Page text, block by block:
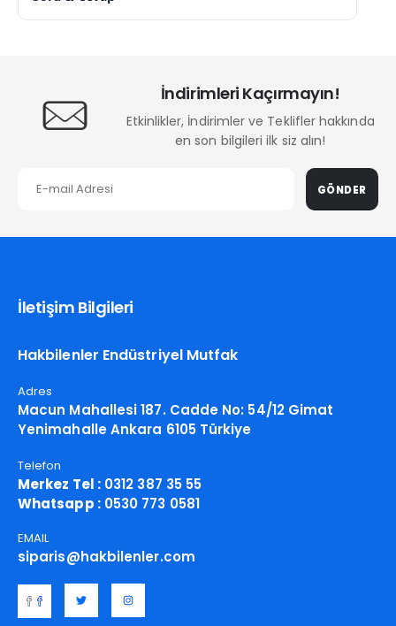
İndirimleri Kaçırmayın!
Etkinlikler, İndirimler ve Teklifler hakkında
en son bilgileri ilk siz alın!
GÖNDER
İletişim Bilgileri
Hakbilenler Endüstriyel Mutfak
Adres
Macun Mahallesi 187. Cadde No: 54/12 Gimat
Yenimahalle Ankara 6105 Türkiye
Telefon
Merkez Tel :0312 387 35 55
Whatsapp :0530 773 0581
EMAIL
siparis@hakbilenler.com